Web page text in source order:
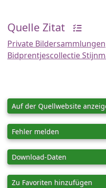
Quelle Zitat
Private Bildersammlungen
Bidprentjescollectie
Auf der Quellwebsite
Fehler melden
Download-Daten
Zu Favoriten hinzufügen